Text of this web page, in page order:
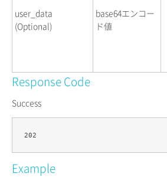
user_data
(Optional)
base64エンコー
ド値
Response Code
Success
Example